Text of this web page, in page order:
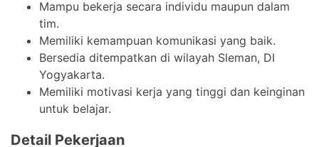
Mampu bekerja secara individu maupun dalam
tim.
Memiliki kemampuan komunikasi yang baik.
Bersedia ditempatkan di wilayah Sleman, DI
Yogyakarta.
Memiliki motivasi kerja yang tinggi dan keinginan
untuk belajar.
Detail Pekerjaan